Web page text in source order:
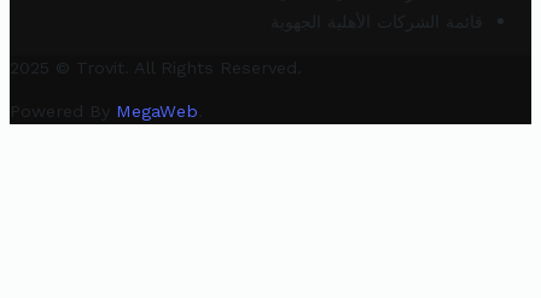
قائمة الشركات الأهلية الجهوية
2025 © Trovit. All Rights Reserved.
Powered By MegaWeb